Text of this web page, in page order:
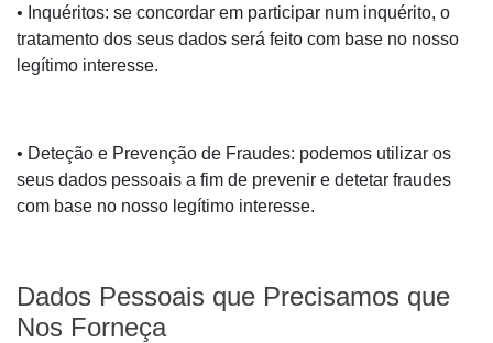
• Inquéritos: se concordar em participar num inquérito, o
tratamento dos seus dados será feito com base no nosso
legítimo interesse.
• Deteção e Prevenção de Fraudes: podemos utilizar os
seus dados pessoais a fim de prevenir e detetar fraudes
com base no nosso legítimo interesse.
Dados Pessoais que Precisamos que
Nos Forneça